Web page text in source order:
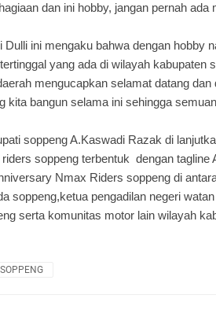
dan ini hobby, jangan pernah ada
Dulli ini mengaku bahwa dengan hobby
yang ada di wilayah kabupaten
mengucapkan selamat datang
kita bangun selama ini sehingga
soppeng A.Kaswadi Razak di
soppeng terbentuk dengan tagline
Nmax Riders soppeng di
soppeng,ketua pengadilan negeri
serta komunitas motor lain wilayah